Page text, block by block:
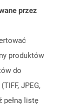
przez
produktów
do
JPEG,
pełną listę